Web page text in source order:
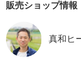
────────────
販売ショップ情報
真和ヒ